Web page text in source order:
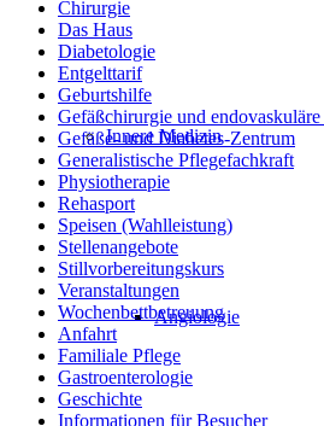
Innere Medizin
Angiologie
Chirurgie
Das Haus
Diabetologie
Entgelttarif
Geburtshilfe
Gefäßchirurgie und
Gefäße- und Diabetes-Zentrum
Generalistische Pflegefachkraft
Physiotherapie
Rehasport
Speisen (Wahlleistung)
Stellenangebote
Stillvorbereitungskurs
Veranstaltungen
Wochenbettbetreuung
Anfahrt
Familiale Pflege
Gastroenterologie
Geschichte
Informationen für Besucher